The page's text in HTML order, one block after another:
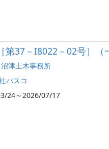
第37－I8022－02号］
津土木事務所
パスコ
24～2026/07/17